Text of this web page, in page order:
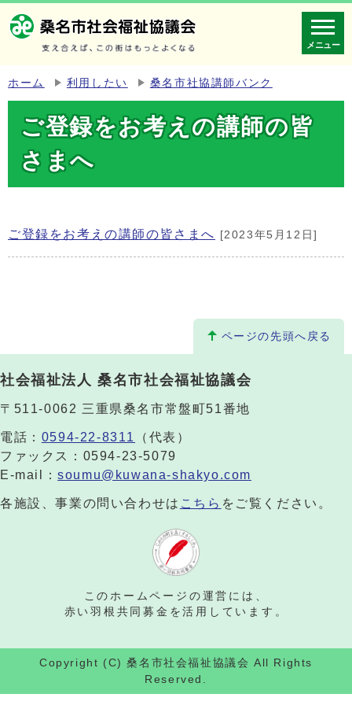
メニュー
ホーム 利用したい 桑名市社協講師バンク
ご登録をお考えの講師の皆
さまへ
ご登録をお考えの講師の皆さまへ [2023年5月12日]
ページの先頭へ戻る
社会福祉法人 桑名市社会福祉協議会
〒511-0062 三重県桑名市常盤町51番地
電話： 0594-22-8311
（代表）
ファックス：0594-23-5079
E-mail：soumu@kuwana-shakyo.com
各施設、事業の問い合わせは こちら をご覧ください。
このホームページの運営には、
赤い羽根共同募金を活用しています。
Copyright (C) 桑名市社会福祉協議会 All Rights
Reserved.